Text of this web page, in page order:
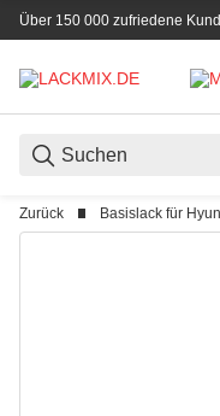
Über 150 000 zufriedene
Zurück Basislack für